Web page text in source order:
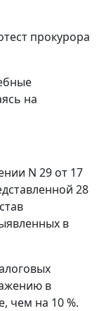
прокурора
на
N 29 от 17
28
в
в
чем на 10 %.